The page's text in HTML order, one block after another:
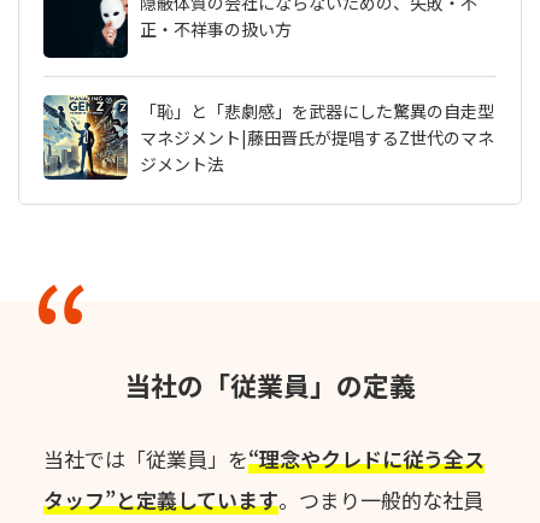
正・不祥事の扱い方
「恥」と「悲劇感」を武器にした驚異の自走型
マネジメント|藤田晋氏が提唱するZ世代のマネ
ジメント法
当社の「従業員」の定義
当社では「従業員」を“理念やクレドに従う全ス
タッフ”と定義しています。 つまり一般的な社員